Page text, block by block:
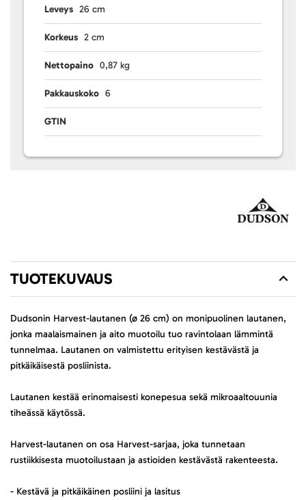
Leveys 26 cm
Korkeus 2 cm
Nettopaino 0,87 kg
Pakkauskoko 6
GTIN
TUOTEKUVAUS
Dudsonin Harvest-lautanen (ø 26 cm) on monipuolinen lautanen,
jonka maalaismainen ja aito muotoilu tuo ravintolaan lämmintä
tunnelmaa. Lautanen on valmistettu erityisen kestävästä ja
pitkäikäisestä posliinista.
Lautanen kestää erinomaisesti konepesua sekä mikroaaltouunia
tiheässä käytössä.
Harvest-lautanen on osa Harvest-sarjaa, joka tunnetaan
rustiikkisesta muotoilustaan ja astioiden kestävästä rakenteesta.
- Kestävä ja pitkäikäinen posliini ja lasitus